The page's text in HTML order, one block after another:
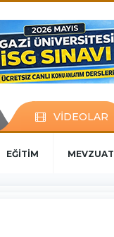
VİDEOLAR
EĞİTİM MEVZUAT